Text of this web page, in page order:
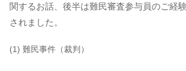
関するお話、後半は難民審査参与員のご経
されました。
(1) 難民事件（裁判）